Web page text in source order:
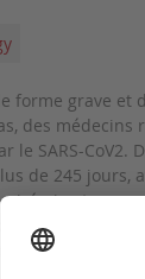
forme grave et
des
le SARS-
de 245 jours,
virémie et
Avec